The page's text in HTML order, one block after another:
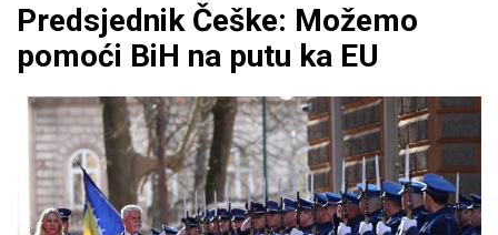
Predsjednik Češke: Možemo
pomoći BiH na putu ka EU